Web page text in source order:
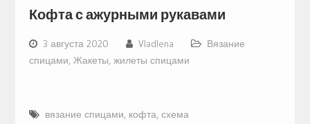
Кофта с ажурными рукавами
3 августа 2020 Vladlena
Вязание
спицами, Жакеты, жилеты спицами
вязание спицами, кофта, схема